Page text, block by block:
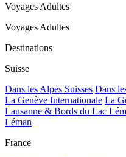
Voyages Adultes
Voyages Adultes
Destinations
Suisse
Dans les Alpes Suisses Dans
La Genève Internationale La
Lausanne & Bords du Lac
Léman
France